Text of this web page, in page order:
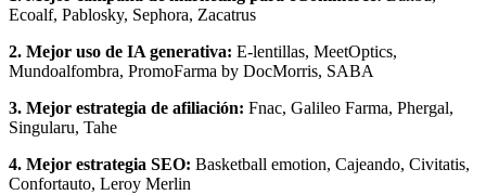
Ecoalf, Pablosky, Sephora, Zacatrus
2. Mejor uso de IA generativa: E-lentillas, MeetOptics,
Mundoalfombra, PromoFarma by DocMorris, SABA
3. Mejor estrategia de afiliación: Fnac, Galileo Farma, Phergal,
Singularu, Tahe
4. Mejor estrategia SEO: Basketball emotion, Cajeando, Civitatis,
Confortauto, Leroy Merlin